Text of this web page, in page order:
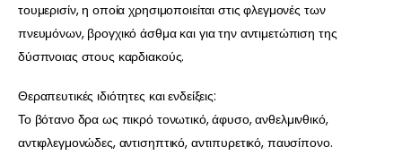
τουμερισίν, η οποία χρησιμοποιείται στις φλεγμονές των
πνευμόνων, βρογχικό άσθμα και για την αντιμετώπιση της
δύσπνοιας στους καρδιακούς.
Θεραπευτικές ιδιότητες και ενδείξεις:
Το βότανο δρα ως πικρό τονωτικό, άφυσο, ανθελμινθικό,
αντιφλεγμονώδες, αντισηπτικό, αντιπυρετικό, παυσίπονο.